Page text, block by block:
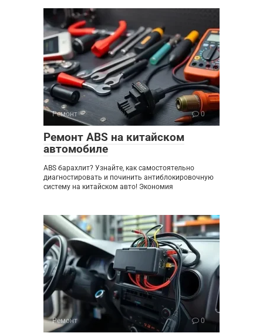
Ремонт 0
Ремонт ABS на китайском
автомобиле
ABS барахлит? Узнайте, как самостоятельно
диагностировать и починить антиблокировочную
систему на китайском авто! Экономия
Ремонт 0